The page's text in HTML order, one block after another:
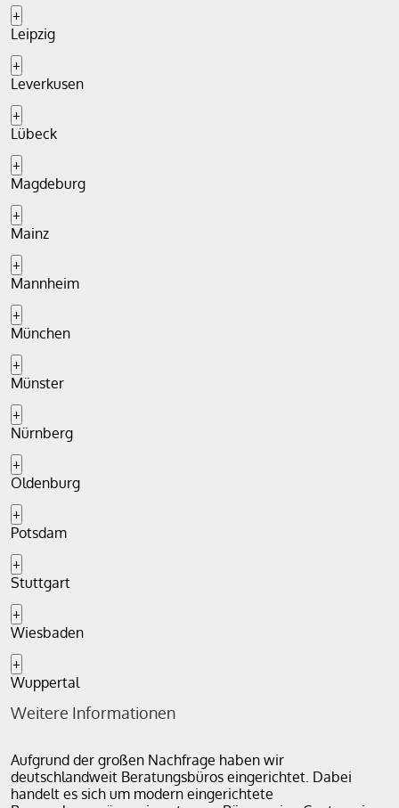
+
Leipzig
+
Leverkusen
+
Lübeck
+
Magdeburg
+
Mainz
+
Mannheim
+
München
+
Münster
+
Nürnberg
+
Oldenburg
+
Potsdam
+
Stuttgart
+
Wiesbaden
+
Wuppertal
Weitere Informationen
Aufgrund der großen Nachfrage haben wir
deutschlandweit Beratungsbüros eingerichtet. Dabei
handelt es sich um modern eingerichtete